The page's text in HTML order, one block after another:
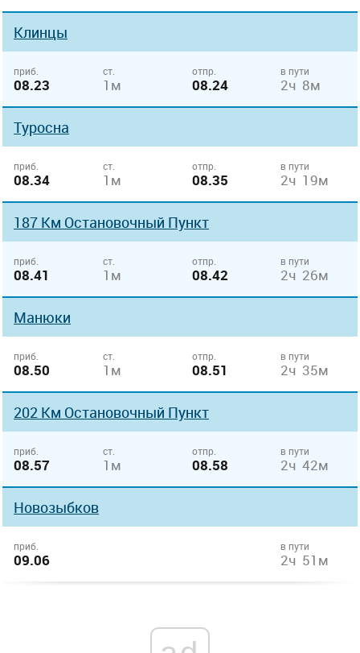
Клинцы
приб.
08.23
ст.
1м
отпр.
08.24
в пути
2ч 8м
Туросна
приб.
08.34
ст.
1м
отпр.
08.35
в пути
2ч 19м
187 Км Остановочный Пункт
приб.
08.41
ст.
1м
отпр.
08.42
в пути
2ч 26м
Манюки
приб.
08.50
ст.
1м
отпр.
08.51
в пути
2ч 35м
202 Км Остановочный Пункт
приб.
08.57
ст.
1м
отпр.
08.58
в пути
2ч 42м
Новозыбков
приб.
09.06
в пути
2ч 51м